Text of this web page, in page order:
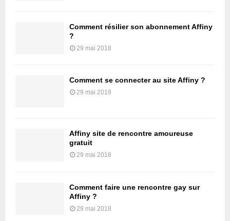
Comment résilier son abonnement Affiny
?
29 mai 2018
Comment se connecter au site Affiny ?
29 mai 2018
Affiny site de rencontre amoureuse
gratuit
29 mai 2018
Comment faire une rencontre gay sur
Affiny ?
29 mai 2018